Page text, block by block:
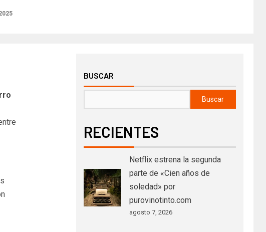
BUSCAR
Buscar
RECIENTES
Netflix estrena la segunda
parte de «Cien años de
soledad» por
purovinotinto.com
agosto 7, 2026